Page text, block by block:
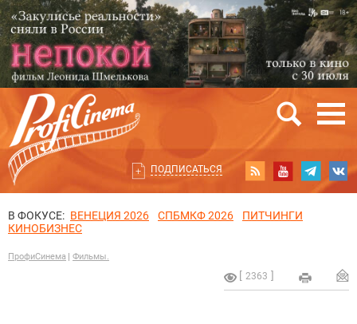
ПОДПИСАТЬСЯ
В ФОКУСЕ: ВЕНЕЦИЯ 2026 СПБМКФ 2026
ПИТЧИНГИ
КИНОБИЗНЕС
ПрофиСинема Фильмы.
2363